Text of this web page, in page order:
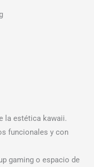
la estética kawaii.
funcionales y con
gaming o espacio de